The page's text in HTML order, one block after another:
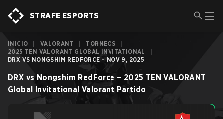
STRAFE ESPORTS
INICIO VALORANT TORNEOS
2025 TEN VALORANT GLOBAL INVITATIONAL
DRX VS NONGSHIM REDFORCE - NOV 9, 2025
DRX vs Nongshim RedForce – 2025 TEN VALORANT
Global Invitational Valorant Partido